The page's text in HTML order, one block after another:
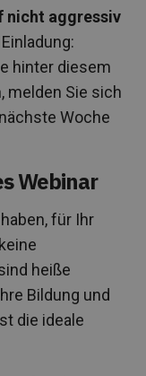
nicht aggressiv
hinter diesem
melden Sie sich
Woche
Webinar
für Ihr
heiße
Bildung und
die ideale